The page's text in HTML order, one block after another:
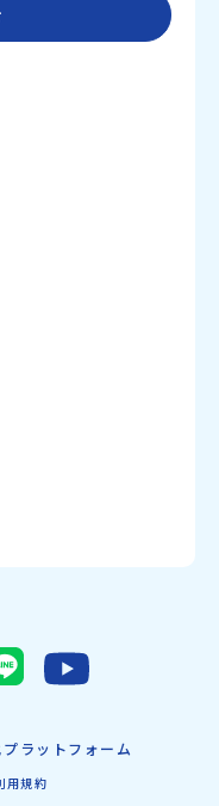
ラットフォーム
用規約